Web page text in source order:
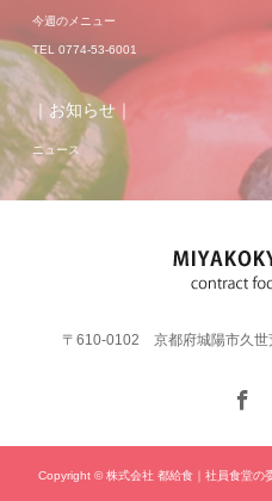
今週のメニュー
TEL 0774-53-6001
｜お知らせ｜
ニュース
〒610-0102 京都府城陽市久
Copyright © 株式会社 都給食｜社員食堂の